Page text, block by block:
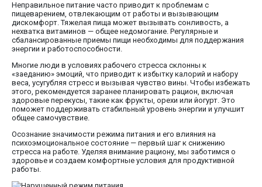
Неправильное питание часто приводит к проблемам с
пищеварением, отвлекающим от работы и вызывающим
дискомфорт. Тяжелая пища может вызывать сонливость, а
нехватка витаминов — общее недомогание. Регулярные и
сбалансированные приемы пищи необходимы для поддержания
энергии и работоспособности.
Многие люди в условиях рабочего стресса склонны к
«заеданию» эмоций, что приводит к избытку калорий и набору
веса, усугубляя стресс и вызывая чувство вины. Чтобы избежать
этого, рекомендуется заранее планировать рацион, включая
здоровые перекусы, такие как фрукты, орехи или йогурт. Это
поможет поддерживать стабильный уровень энергии и улучшит
общее самочувствие.
Осознание значимости режима питания и его влияния на
психоэмоциональное состояние — первый шаг к снижению
стресса на работе. Уделяя внимание рациону, мы заботимся о
здоровье и создаем комфортные условия для продуктивной
работы.